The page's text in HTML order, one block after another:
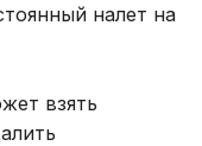
налет на
взять